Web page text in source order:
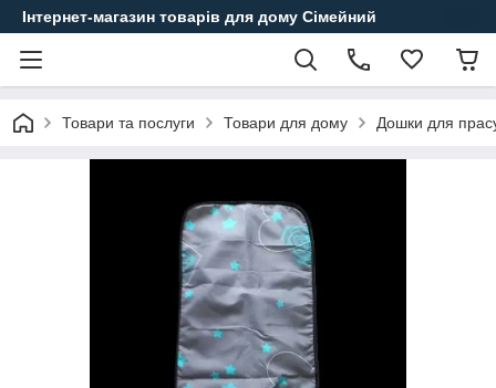
Інтернет-магазин товарів для дому Сімейний
Товари та послуги Товари для дому Дошки для